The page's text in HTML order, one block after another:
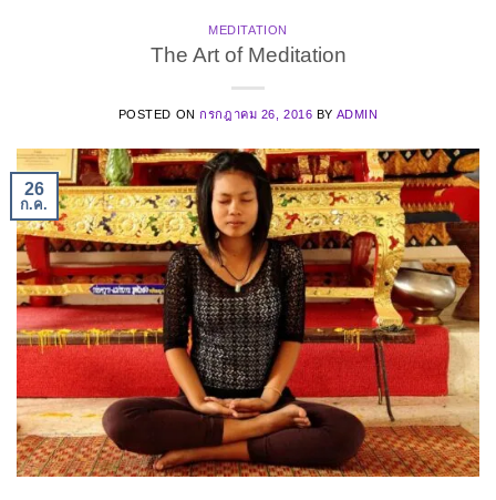
MEDITATION
The Art of Meditation
POSTED ON กรกฎาคม 26, 2016 BY ADMIN
26
ก.ค.